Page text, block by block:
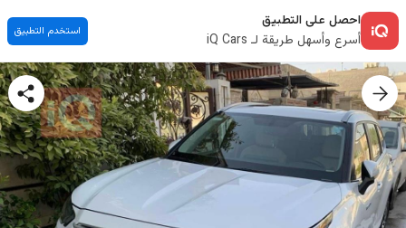
احصل على التطبيق
أسرع وأسهل طريقة لـ iQ Cars
استخدم التطبيق